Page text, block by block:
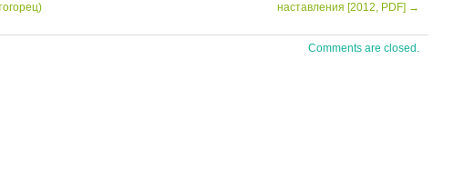
наставления [2012, PDF] →
Comments are closed.